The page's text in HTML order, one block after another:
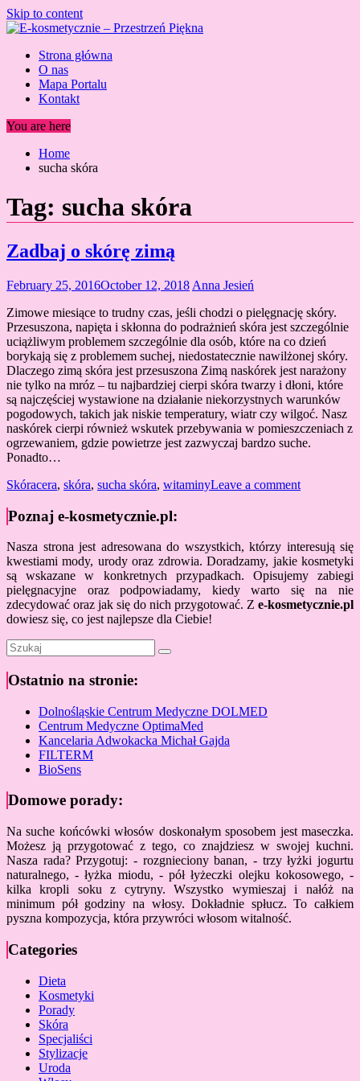
Skip to content
Strona główna
O nas
Mapa Portalu
Kontakt
You are here
Home
sucha skóra
Tag: sucha skóra
Zadbaj o skórę zimą
February 25, 2016October 12, 2018 Anna Jesień
Zimowe miesiące to trudny czas, jeśli chodzi o pielęgnację skóry.
Przesuszona, napięta i skłonna do podrażnień skóra jest szczególnie
uciążliwym problemem szczególnie dla osób, które na co dzień
borykają się z problemem suchej, niedostatecznie nawilżonej skóry.
Dlaczego zimą skóra jest przesuszona Zimą naskórek jest narażony
nie tylko na mróz – tu najbardziej cierpi skóra twarzy i dłoni, które
są najczęściej wystawione na działanie niekorzystnych warunków
pogodowych, takich jak niskie temperatury, wiatr czy wilgoć. Nasz
naskórek cierpi również wskutek przebywania w pomieszczeniach z
ogrzewaniem, gdzie powietrze jest zazwyczaj bardzo suche.
Ponadto…
Skóracera, skóra, sucha skóra, witaminyLeave a comment
Poznaj e-kosmetycznie.pl:
Nasza strona jest adresowana do wszystkich, którzy interesują się
kwestiami mody, urody oraz zdrowia. Doradzamy, jakie kosmetyki
są wskazane w konkretnych przypadkach. Opisujemy zabiegi
pielęgnacyjne oraz podpowiadamy, kiedy warto się na nie
zdecydować oraz jak się do nich przygotować. Z e-kosmetycznie.pl
dowiesz się, co jest najlepsze dla Ciebie!
Ostatnio na stronie:
Dolnośląskie Centrum Medyczne DOLMED
Centrum Medyczne OptimaMed
Kancelaria Adwokacka Michał Gajda
FILTERM
BioSens
Domowe porady:
Na suche końcówki włosów doskonałym sposobem jest maseczka.
Możesz ją przygotować z tego, co znajdziesz w swojej kuchni.
Nasza rada? Przygotuj: - rozgnieciony banan, - trzy łyżki jogurtu
naturalnego, - łyżka miodu, - pół łyżeczki olejku kokosowego, -
kilka kropli soku z cytryny. Wszystko wymieszaj i nałóż na
minimum pół godziny na włosy. Dokładnie spłucz. To całkiem
pyszna kompozycja, która przywróci włosom witalność.
Categories
Dieta
Kosmetyki
Porady
Skóra
Specjaliści
Stylizacje
Uroda